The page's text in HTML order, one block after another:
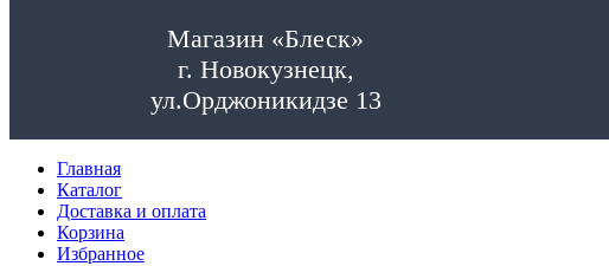
Магазин «Блеск»
г. Новокузнецк,
ул.Орджоникидзе 13
Главная
Каталог
Доставка и оплата
Корзина
Избранное